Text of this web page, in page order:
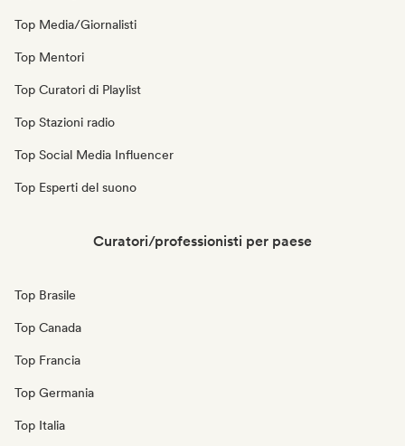
Top Media/Giornalisti
Top Mentori
Top Curatori di Playlist
Top Stazioni radio
Top Social Media Influencer
Top Esperti del suono
Curatori/professionisti per paese
Top Brasile
Top Canada
Top Francia
Top Germania
Top Italia